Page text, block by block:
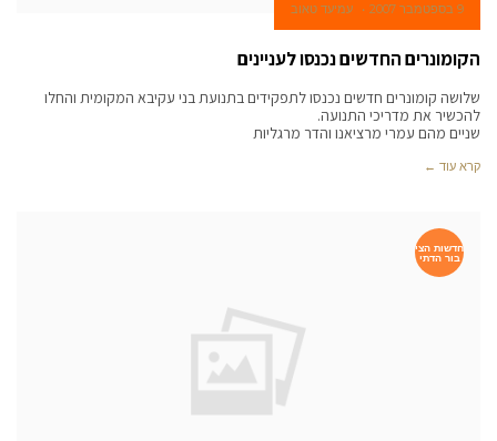
9 בספטמבר 2007 עמיעד טאוב
הקומונרים החדשים נכנסו לעניינים
שלושה קומונרים חדשים נכנסו לתפקידים בתנועת בני עקיבא המקומית והחלו
להכשיר את מדריכי התנועה.
שניים מהם עמרי מרציאנו והדר מרגליות
קרא עוד ←
חדשות הצי
בור הדתי